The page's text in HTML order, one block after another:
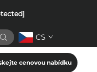
CS
cenovou nabídku